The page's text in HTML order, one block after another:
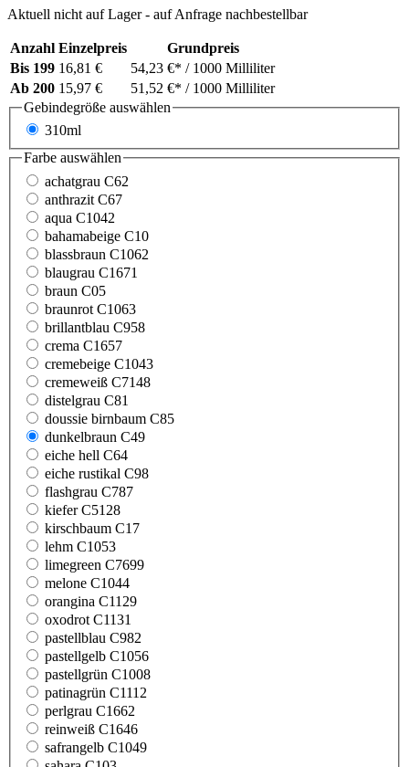
Aktuell nicht auf Lager - auf Anfrage nachbestellbar
Anzahl Einzelpreis
Grundpreis
Bis 199 16,81 € 54,23 €* / 1000 Milliliter
Ab 200 15,97 € 51,52 €* / 1000 Milliliter
Gebindegröße auswählen
310ml
Farbe auswählen
achatgrau C62
anthrazit C67
aqua C1042
bahamabeige C10
blassbraun C1062
blaugrau C1671
braun C05
braunrot C1063
brillantblau C958
crema C1657
cremebeige C1043
cremeweiß C7148
distelgrau C81
doussie birnbaum C85
dunkelbraun C49
eiche hell C64
eiche rustikal C98
flashgrau C787
kiefer C5128
kirschbaum C17
lehm C1053
limegreen C7699
melone C1044
orangina C1129
oxodrot C1131
pastellblau C982
pastellgelb C1056
pastellgrün C1008
patinagrün C1112
perlgrau C1662
reinweiß C1646
safrangelb C1049